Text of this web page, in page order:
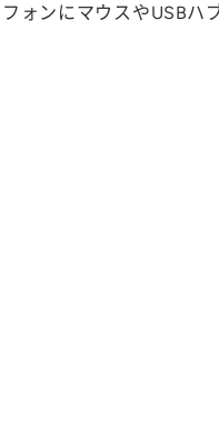
ォンにマウスやUSBハ